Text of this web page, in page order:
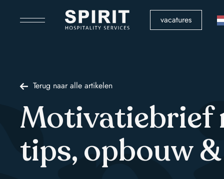
vacatures
Terug naar alle artikelen
Motivatiebrief
tips, opbouw